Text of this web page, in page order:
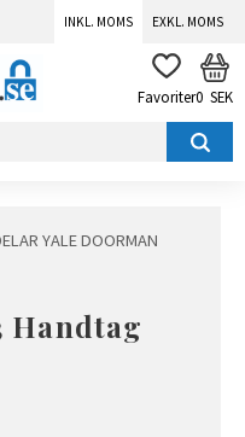
INKL. MOMS EXKL. MOMS
FAVORITER
0 SEK
YALE DOORMAN
Handtag